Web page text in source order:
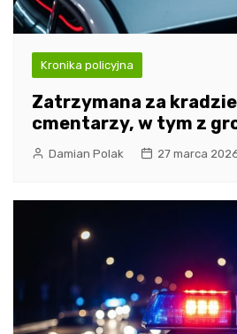
Kronika policyjna
Zatrzymana za
cmentarzy, w tym z
Damian Polak 27 marca